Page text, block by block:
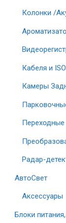
Колонки /
Кабеля и
Камеры
Переходные
Радар-
АвтоСвет
Аксессуары
Блоки